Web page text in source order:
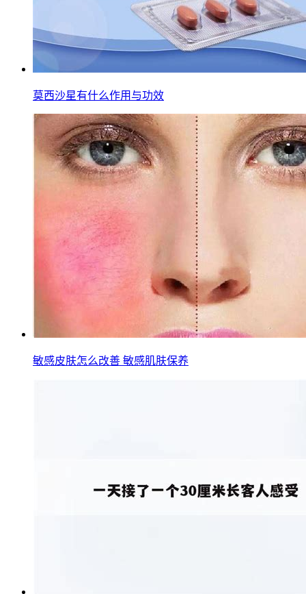
莫西沙星有什么作用与功效
敏感皮肤怎么改善 敏感肌肤保养